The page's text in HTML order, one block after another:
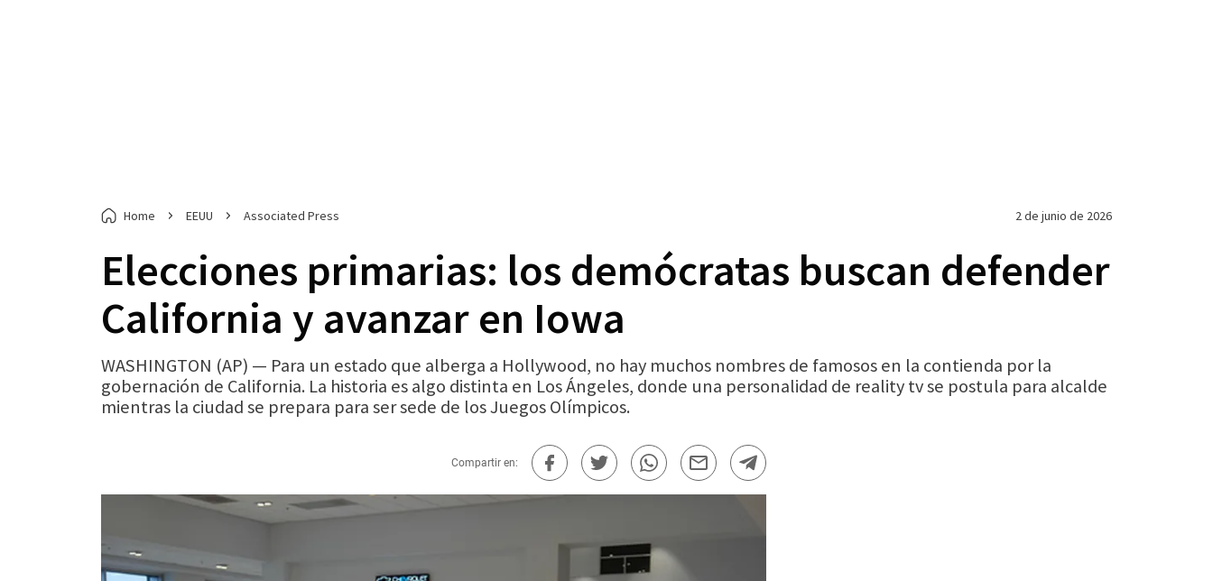
Home EEUU Associated Press 2 de junio de 2026
Elecciones primarias: los demócratas buscan defender
California y avanzar en Iowa
WASHINGTON (AP) — Para un estado que alberga a Hollywood, no hay muchos nombres de famosos en la contienda por la
gobernación de California. La historia es algo distinta en Los Ángeles, donde una personalidad de reality tv se postula para alcalde
mientras la ciudad se prepara para ser sede de los Juegos Olímpicos.
Compartir en: